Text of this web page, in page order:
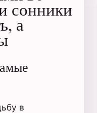
сонники
а
в